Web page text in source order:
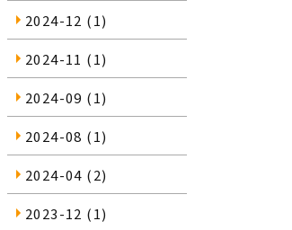
2024-12 (1)
2024-11 (1)
2024-09 (1)
2024-08 (1)
2024-04 (2)
2023-12 (1)